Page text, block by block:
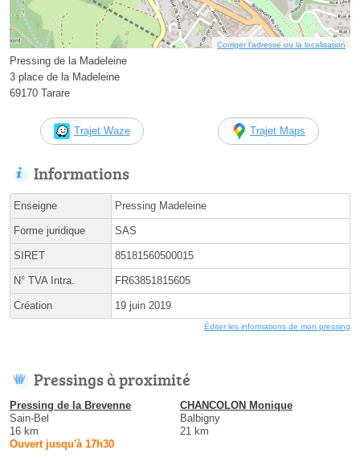
Corriger l’adresse ou la localisation
Pressing de la Madeleine
3 place de la Madeleine
69170 Tarare
Trajet Waze Trajet Maps
Informations
Enseigne Pressing Madeleine
Forme juridique SAS
SIRET 85181560500015
N° TVA Intra. FR63851815605
Création 19 juin 2019
Éditer les informations de mon pressing
Pressings à proximité
Pressing de la Brevenne
Sain-Bel
16 km
Ouvert jusqu'à 17h30
CHANCOLON Monique
Balbigny
21 km